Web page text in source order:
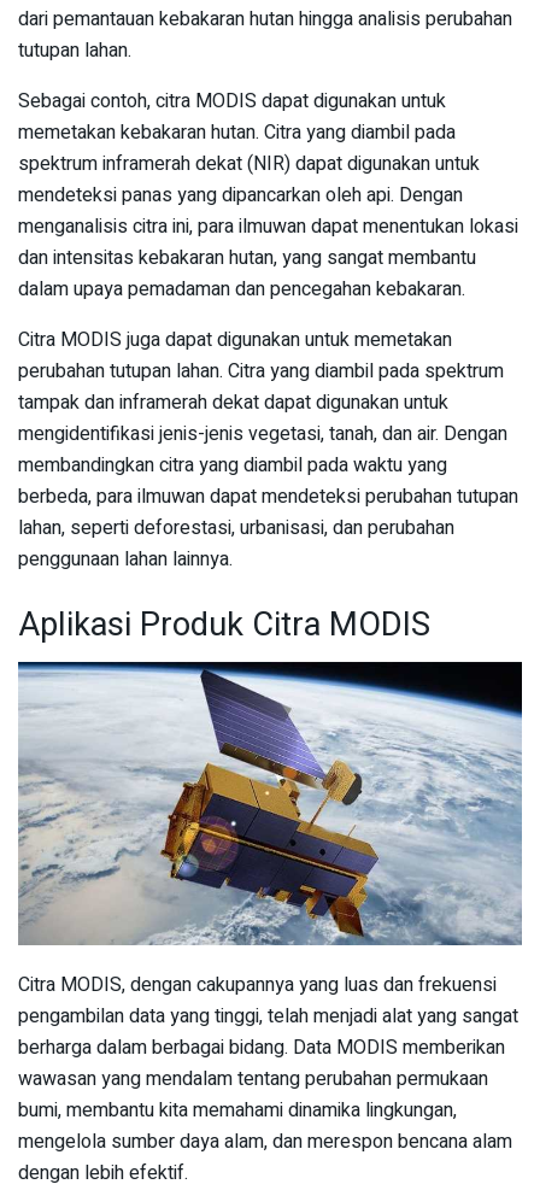
dari pemantauan kebakaran hutan hingga analisis perubahan
tutupan lahan.
Sebagai contoh, citra MODIS dapat digunakan untuk
memetakan kebakaran hutan. Citra yang diambil pada
spektrum inframerah dekat (NIR) dapat digunakan untuk
mendeteksi panas yang dipancarkan oleh api. Dengan
menganalisis citra ini, para ilmuwan dapat menentukan lokasi
dan intensitas kebakaran hutan, yang sangat membantu
dalam upaya pemadaman dan pencegahan kebakaran.
Citra MODIS juga dapat digunakan untuk memetakan
perubahan tutupan lahan. Citra yang diambil pada spektrum
tampak dan inframerah dekat dapat digunakan untuk
mengidentifikasi jenis-jenis vegetasi, tanah, dan air. Dengan
membandingkan citra yang diambil pada waktu yang
berbeda, para ilmuwan dapat mendeteksi perubahan tutupan
lahan, seperti deforestasi, urbanisasi, dan perubahan
penggunaan lahan lainnya.
Aplikasi Produk Citra MODIS
Citra MODIS, dengan cakupannya yang luas dan frekuensi
pengambilan data yang tinggi, telah menjadi alat yang sangat
berharga dalam berbagai bidang. Data MODIS memberikan
wawasan yang mendalam tentang perubahan permukaan
bumi, membantu kita memahami dinamika lingkungan,
mengelola sumber daya alam, dan merespon bencana alam
dengan lebih efektif.